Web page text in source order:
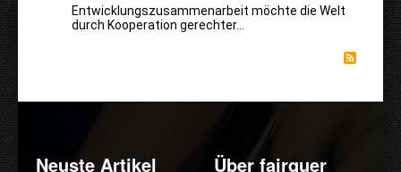
Entwicklungszusammenarbeit möchte die Welt
durch Kooperation gerechter…
Neuste Artikel Über fairquer